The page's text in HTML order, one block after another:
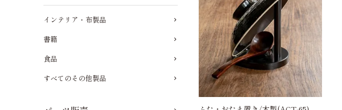
インテリア・布製品
書籍
食品
すべてのその他製品